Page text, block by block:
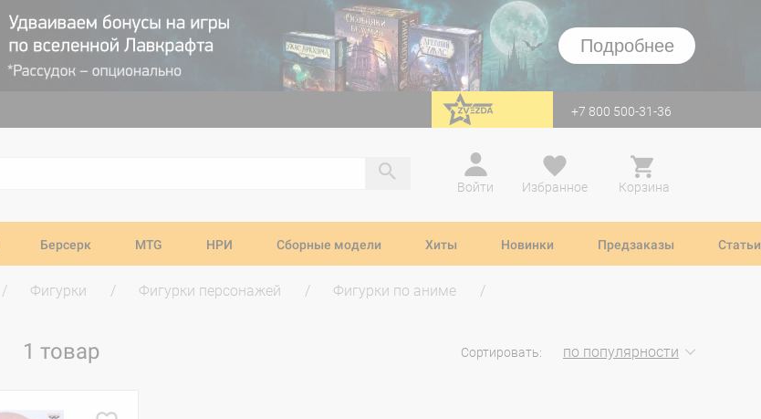
Подробнее
перейти на Zvezda +7 800 500-31-36
Войти
Избранное Корзина
Берсерк MTG НРИ Сборные модели Хиты Новинки Предзаказы Статьи
Фигурки Фигурки персонажей
Фигурки по аниме
1 товар Сортировать: по популярности